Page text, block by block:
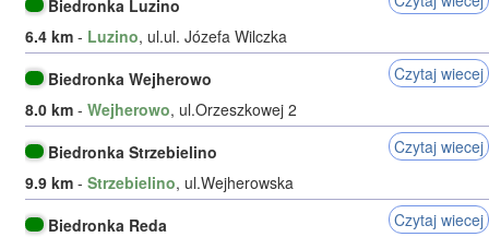
Biedronka Luzino
6.4 km - Luzino, ul.ul. Józefa Wilczka
Biedronka Wejherowo
Czytaj wiecej
8.0 km - Wejherowo, ul.Orzeszkowej 2
Biedronka Strzebielino
Czytaj wiecej
9.9 km - Strzebielino, ul.Wejherowska
Biedronka Reda
Czytaj wiecej